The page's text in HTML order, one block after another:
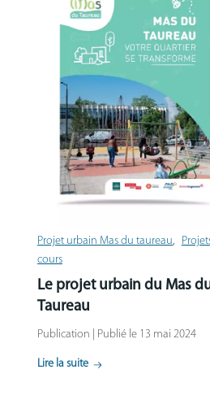
Projet urbain Mas du taureau
cours
Le projet urbain du Mas
Taureau
Publication | Publié le 13 mai 2024
Lire la suite